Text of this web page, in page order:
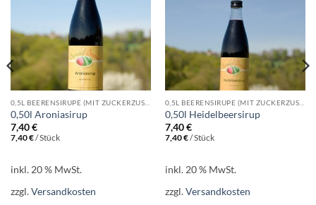
0,50l Aroniasirup
7,40€
7,40€/Stück
inkl. 20 % MwSt.
zzgl.Versandkosten
0,50l Heidelbeersirup
7,40€
7,40€/Stück
inkl. 20 % MwSt.
zzgl.Versandkosten